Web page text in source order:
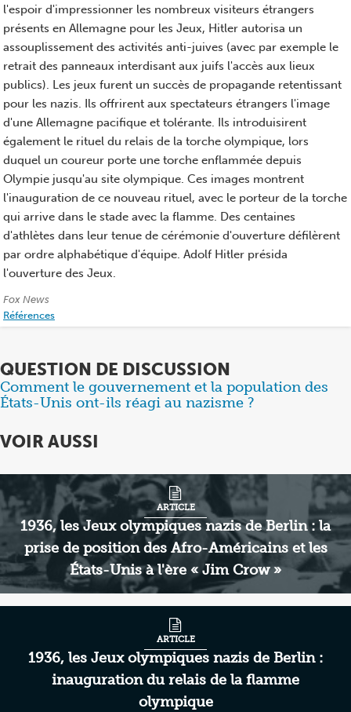
l'espoir d'impressionner les nombreux visiteurs étrangers
présents en Allemagne pour les Jeux, Hitler autorisa un
assouplissement des activités anti-juives (avec par exemple le
retrait des panneaux interdisant aux juifs l'accès aux lieux
publics). Les jeux furent un succès de propagande retentissant
pour les nazis. Ils offrirent aux spectateurs étrangers l'image
d'une Allemagne pacifique et tolérante. Ils introduisirent
également le rituel du relais de la torche olympique, lors
duquel un coureur porte une torche enflammée depuis
Olympie jusqu'au site olympique. Ces images montrent
l'inauguration de ce nouveau rituel, avec le porteur de la torche
qui arrive dans le stade avec la flamme. Des centaines
d'athlètes dans leur tenue de cérémonie d'ouverture défilèrent
par ordre alphabétique d'équipe. Adolf Hitler présida
l'ouverture des Jeux.
Crédits:
Fox News
Références
QUESTION DE DISCUSSION
Items
1
through
of
2
Comment le gouvernement et la population des
États-Unis ont-ils réagi au nazisme ?
VOIR AUSSI
1936, les Jeux olympiques nazis de Berlin : la
prise de position des Afro-Américains et les
États-Unis à l'ère « Jim Crow »
ARTICLE
1936, les Jeux olympiques nazis de Berlin :
inauguration du relais de la flamme
olympique
ARTICLE